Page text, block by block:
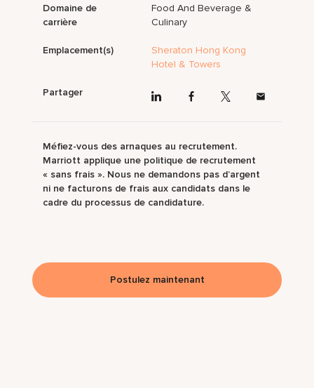
Domaine de
carrière
Food And Beverage &
Culinary
Emplacement(s)
Sheraton Hong Kong
Hotel & Towers
Partager
Méfiez-vous des arnaques au recrutement.
Marriott applique une politique de recrutement
« sans frais ». Nous ne demandons pas d’argent
ni ne facturons de frais aux candidats dans le
cadre du processus de candidature.
Postulez maintenant